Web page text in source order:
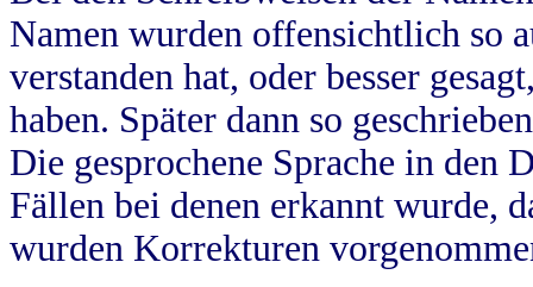
Namen wurden offensichtlich so
verstanden hat, oder besser
haben. Später dann so
Die gesprochene Sprache in
Fällen bei denen erkannt wurde,
wurden Korrekturen